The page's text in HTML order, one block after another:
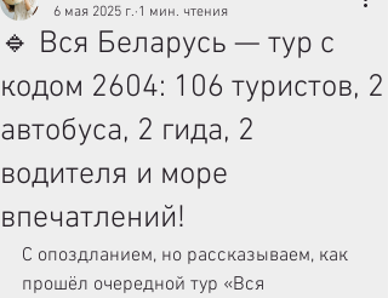
🔹 Вся Беларусь — тур с
кодом 2604: 106 туристов, 2
автобуса, 2 гида, 2
водителя и море
впечатлений!
6 мая 2025 г. 1 мин. чтения
С опоздланием, но рассказываем, как
прошёл очередной тур «Вся